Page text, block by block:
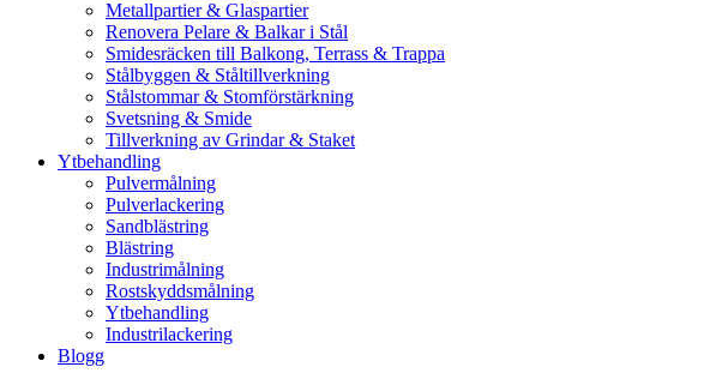
Metallpartier & Glaspartier
Renovera Pelare & Balkar i Stål
Smidesräcken till Balkong, Terrass & Trappa
Stålbyggen & Ståltillverkning
Stålstommar & Stomförstärkning
Svetsning & Smide
Tillverkning av Grindar & Staket
Ytbehandling
Pulvermålning
Pulverlackering
Sandblästring
Blästring
Industrimålning
Rostskyddsmålning
Ytbehandling
Industrilackering
Blogg